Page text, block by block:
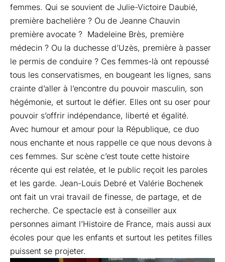
femmes. Qui se souvient de Julie-Victoire Daubié,
première bachelière ? Ou de Jeanne Chauvin
première avocate ? Madeleine Brès, première
médecin ? Ou la duchesse d’Uzès, première à passer
le permis de conduire ? Ces femmes-là ont repoussé
tous les conservatismes, en bougeant les lignes, sans
crainte d’aller à l’encontre du pouvoir masculin, son
hégémonie, et surtout le défier. Elles ont su oser pour
pouvoir s’offrir indépendance, liberté et égalité.
Avec humour et amour pour la République, ce duo
nous enchante et nous rappelle ce que nous devons à
ces femmes. Sur scène c’est toute cette histoire
récente qui est relatée, et le public reçoit les paroles
et les garde. Jean-Louis Debré et Valérie Bochenek
ont fait un vrai travail de finesse, de partage, et de
recherche. Ce spectacle est à conseiller aux
personnes aimant l’Histoire de France, mais aussi aux
écoles pour que les enfants et surtout les petites filles
puissent se projeter.